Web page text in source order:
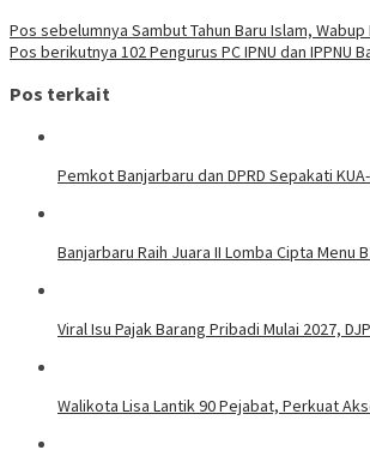
Pos sebelumnya Sambut Tahun Baru Islam,
Pos berikutnya 102 Pengurus PC IPNU dan IPPNU
Pos terkait
Pemkot Banjarbaru dan DPRD Sepakati
Banjarbaru Raih Juara II Lomba Cipta Menu
Viral Isu Pajak Barang Pribadi Mulai 2027,
Walikota Lisa Lantik 90 Pejabat, Perkuat